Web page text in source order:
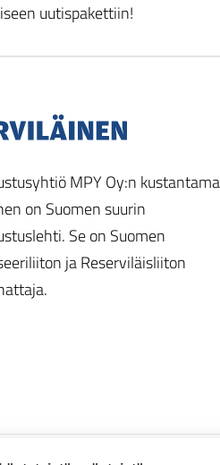
uutispakettiin!
MPY Oy:n kustantama
on Suomen suurin
Se on Suomen
ja Reserviläisliiton